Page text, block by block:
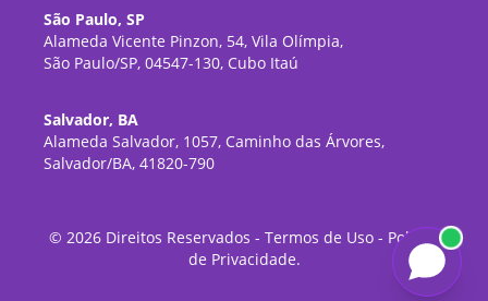
São Paulo, SP
Alameda Vicente Pinzon, 54, Vila Olímpia,
São Paulo/SP, 04547-130, Cubo Itaú
Salvador, BA
Alameda Salvador, 1057, Caminho das Árvores,
Salvador/BA, 41820-790
© 2026Direitos Reservados - Termos de Uso- Política
de Privacidade.